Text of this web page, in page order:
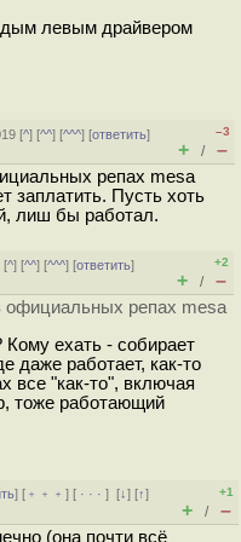
левым драйвером
[^] [^^] [^^^] [ответить]
–3
+ / –
репах mesa
заплатить. Пусть хоть
лиш бы работал.
[^] [^^] [^^^] [ответить]
+2
+ / –
официальных репах mesa
ехать - собирает
даже работает, как-то
все "как-то", включая
тоже работающий
] [ ﹢﹢﹢] [ · · ·][↓] [↑]
+1
+ / –
(она почти всё